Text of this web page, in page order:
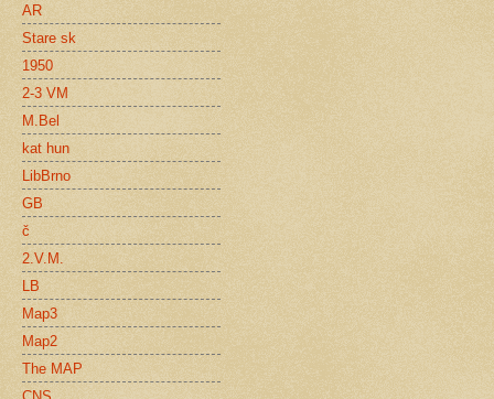
AR
Stare sk
1950
2-3 VM
M.Bel
kat hun
LibBrno
GB
č
2.V.M.
LB
Map3
Map2
The MAP